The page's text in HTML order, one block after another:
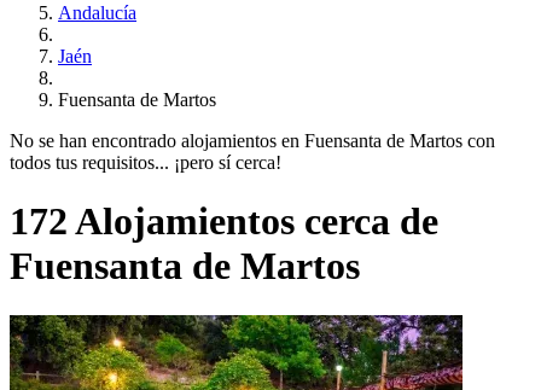
Andalucía
Jaén
Fuensanta de Martos
No se han encontrado alojamientos en Fuensanta de Martos con
todos tus requisitos... ¡pero sí cerca!
172 Alojamientos cerca de
Fuensanta de Martos